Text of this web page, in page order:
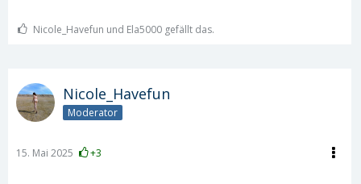
Nicole_Havefun und Ela5000 gefällt das.
Nicole_Havefun
Moderator
15. Mai 2025 +3